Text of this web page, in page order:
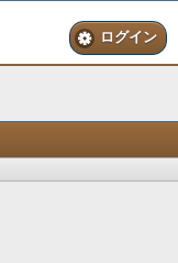
ログイン